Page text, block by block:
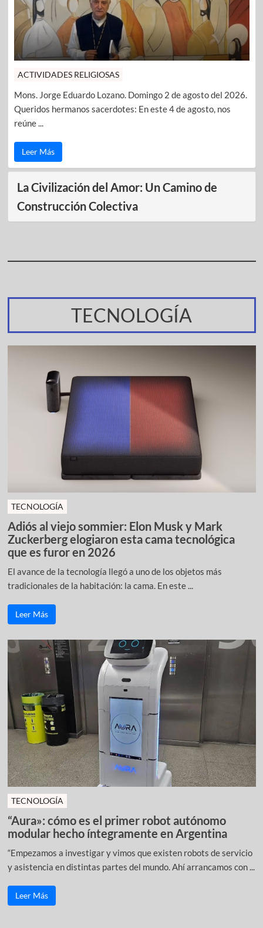
ACTIVIDADES RELIGIOSAS
Mons. Jorge Eduardo Lozano. Domingo 2 de agosto del 2026.
Queridos hermanos sacerdotes: En este 4 de agosto, nos
reúne ...
Leer Más
La Civilización del Amor: Un Camino de
Construcción Colectiva
TECNOLOGÍA
TECNOLOGÍA
Adiós al viejo sommier: Elon Musk y Mark
Zuckerberg elogiaron esta cama tecnológica
que es furor en 2026
El avance de la tecnología llegó a uno de los objetos más
tradicionales de la habitación: la cama. En este ...
Leer Más
TECNOLOGÍA
“Aura»: cómo es el primer robot autónomo
modular hecho íntegramente en Argentina
“Empezamos a investigar y vimos que existen robots de servicio
y asistencia en distintas partes del mundo. Ahí arrancamos con ...
Leer Más